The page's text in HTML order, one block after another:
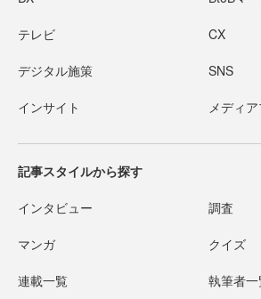
テレビ CX
デジタル施策 SNS
インサイト メディ
記事スタイルから探す
インタビュー 調査
マンガ クイズ
連載一覧 執筆者